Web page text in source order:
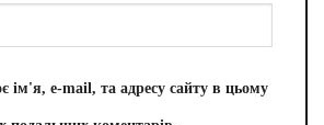
ім'я, e-mail, та адресу сайту в цьому